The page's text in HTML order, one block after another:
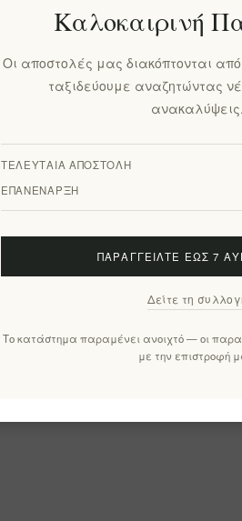
Καλοκαιρινή
Οι αποστολές μας διακόπτονται
ταξιδεύουμε αναζητώντας
ανακαλύψεις.
ΤΕΛΕΥΤΑΊΑ ΑΠΟΣΤΟΛΉ
ΕΠΑΝΈΝΑΡΞΗ
ΠΑΡΑΓΓΕΊΛΤΕ ΈΩΣ 7
Δείτε τη
Το κατάστημα παραμένει ανοιχτό — οι
με την επιστροφή